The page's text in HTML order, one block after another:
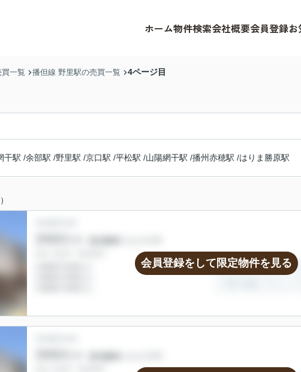
ホーム物件検索会社概要会員登録お
一覧 播但線 野里駅の売買一覧 4ページ目
干駅 /余部駅 /野里駅 /京口駅 /平松駅 /山陽網干駅 /播州赤穂駅 /はりま勝原駅
会員登録をして限定物件を見る